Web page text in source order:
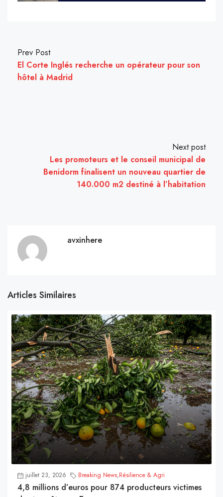
Prev Post
El Corte Inglés recherche un opérateur pour son
hôtel à Madrid
Next post
Les promoteurs et le conseil municipal de
Benidorm finalisent un nouveau quartier de
140.000 m2 destiné à l’habitation
avxinhere
Articles Similaires
juillet 23, 2026 Breaking News,Résilience & Agri
4,8 millions d’euros pour 874 producteurs victimes